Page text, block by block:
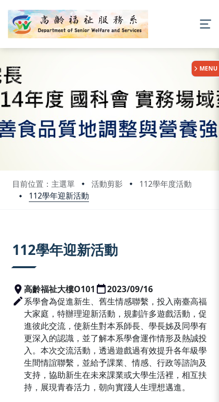
目前位置：主選單 活動剪影
112學年度活動
112學年迎新活動
:::
MENU
112學年迎新活動
高齡福祉大樓O101
2023/09/16
系學會為促進新生、舊生情感聯繫，投入南臺高福
大家庭，特辦理迎新活動，規劃許多遊戲活動，促
進彼此交流，使新生對本系師長、學長姊及同學有
更深入的認識，並了解本系學會運作情形及熱誠投
入。本次交流活動，透過遊戲過有效提升各年級學
生間情誼聯繫，並給予課業、情感、行政等諮詢及
支持，協助新生在未來課業或大學生活裡，相互扶
持，展現青春活力，朝向實踐人生理想邁進。